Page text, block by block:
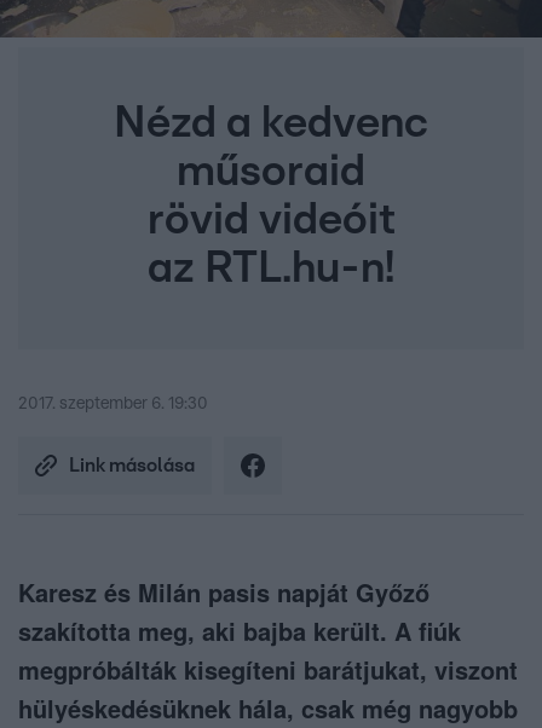
Nézd a kedvenc
műsoraid
rövid videóit
az RTL.hu-n!
2017. szeptember 6. 19:30
Link másolása
Karesz és Milán pasis napját Győző
szakította meg, aki bajba került. A fiúk
megpróbálták kisegíteni barátjukat, viszont
hülyéskedésüknek hála, csak még nagyobb